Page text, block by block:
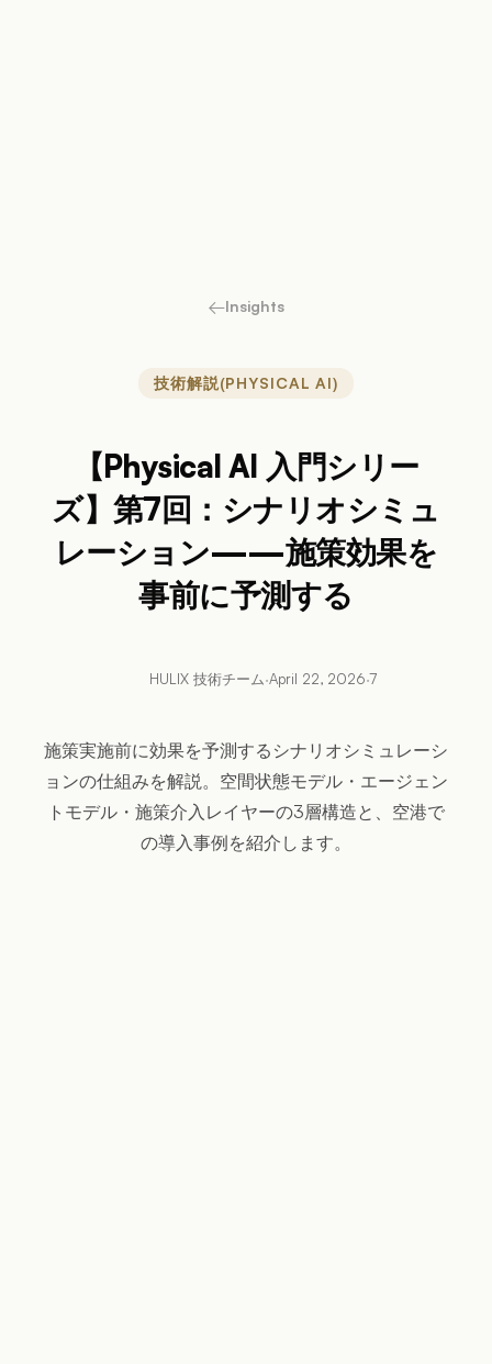
←Insights
技術解説(PHYSICAL AI)
【Physical AI 入門シリー
ズ】第7回：シナリオシミュ
レーション——施策効果を
事前に予測する
HULIX 技術チーム·April 22, 2026·7
施策実施前に効果を予測するシナリオシミュレーシ
ョンの仕組みを解説。空間状態モデル・エージェン
トモデル・施策介入レイヤーの3層構造と、空港で
の導入事例を紹介します。